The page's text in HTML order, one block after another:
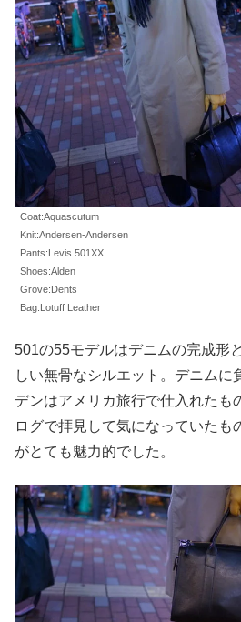
Coat:Aquascutum
Knit:Andersen-Andersen
Pants:Levis 501XX
Shoes:Alden
Grove:Dents
Bag:Lotuff Leather
501の55モデルはデニムの完成形
しい無骨なシルエット。デニムに
デンはアメリカ旅行で仕入れた
ログで拝見して気になっていたも
がとても魅力的でした。